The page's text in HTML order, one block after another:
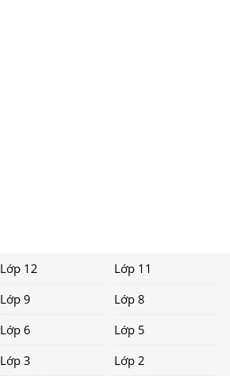
Lớp 12
Lớp 11
Lớp 9
Lớp 8
Lớp 6
Lớp 5
Lớp 3 Lớp 2